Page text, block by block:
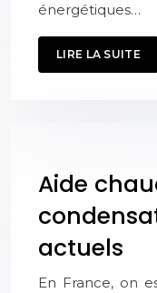
énergétiques…
LIRE LA SUITE
Aide
actuels
En France, on